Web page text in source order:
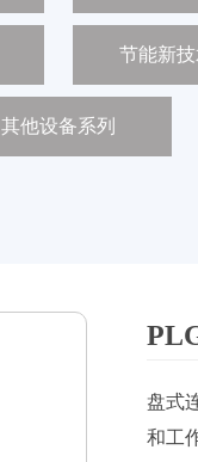
节能新
其他设备系列
盘式
和工